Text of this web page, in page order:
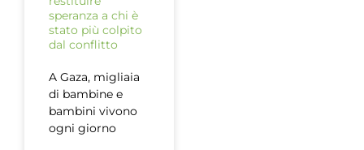
speranza a chi è
stato più colpito
dal conflitto
A Gaza, migliaia
di bambine e
bambini vivono
ogni giorno